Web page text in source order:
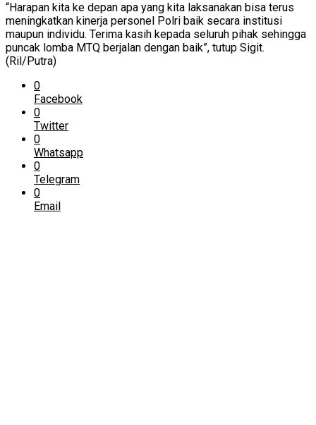
“Harapan kita ke depan apa yang kita laksanakan bisa terus
meningkatkan kinerja personel Polri baik secara institusi
maupun individu. Terima kasih kepada seluruh pihak sehingga
puncak lomba MTQ berjalan dengan baik”, tutup Sigit.
(Ril/Putra)
0
Facebook
0
Twitter
0
Whatsapp
0
Telegram
0
Email